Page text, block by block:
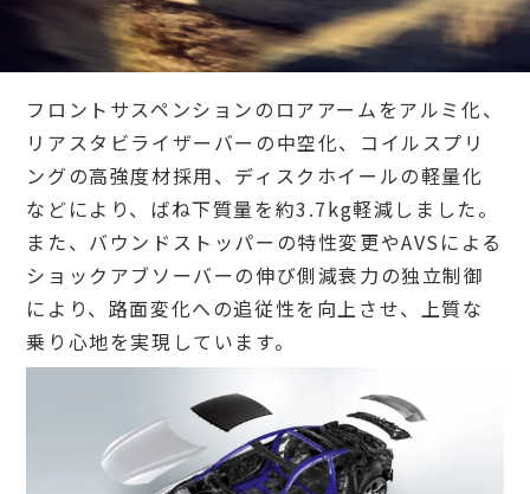
フロントサスペンションのロアアームをアルミ化、
リアスタビライザーバーの中空化、コイルスプリ
ングの高強度材採用、ディスクホイールの軽量化
などにより、ばね下質量を約3.7kg軽減しました。
また、バウンドストッパーの特性変更やAVSによる
ショックアブソーバーの伸び側減衰力の独立制御
により、路面変化への追従性を向上させ、上質な
乗り心地を実現しています。